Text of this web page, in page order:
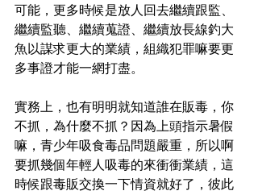
可能，更多時候是放人回去繼續跟監、
繼續監聽、繼續蒐證、繼續放長線釣大
魚以謀求更大的業績，組織犯罪嘛要更
多事證才能一網打盡。
實務上，也有明明就知道誰在販毒，你
不抓，為什麼不抓？因為上頭指示暑假
嘛，青少年吸食毒品問題嚴重，所以啊
要抓幾個年輕人吸毒的來衝衝業績，這
時候跟毒販交換一下情資就好了，彼此